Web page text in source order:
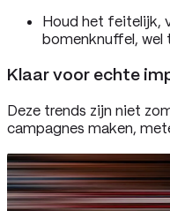
Houd het feitelijk,
bomenknuffel, wel
Klaar voor echte
Deze trends zijn niet
campagnes maken,
Klant te laat met
in productie